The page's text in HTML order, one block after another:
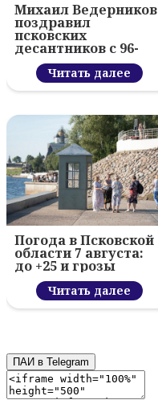
Михаил Ведерников
поздравил
псковских
десантников с 96-
летием ВДВ и
вручил награды
Читать далее
Погода в Псковской
области 7 августа:
до +25 и грозы
Читать далее
ПАИ в Telegram